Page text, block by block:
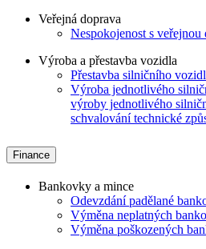
Veřejná doprava
Nespokojenost s veřejnou
Výroba a přestavba vozidla
Přestavba silničního
Výroba jednotlivého
výroby jednotlivého
schvalování technické
Finance
Bankovky a mince
Odevzdání padělané
Výměna neplatných
Výměna poškozených